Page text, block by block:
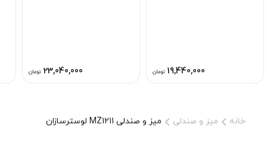
19,440,000 تومان 23,040,000 تومان
خانه میز و صندلی میز و صندلی MZ1211 لوسترسازان